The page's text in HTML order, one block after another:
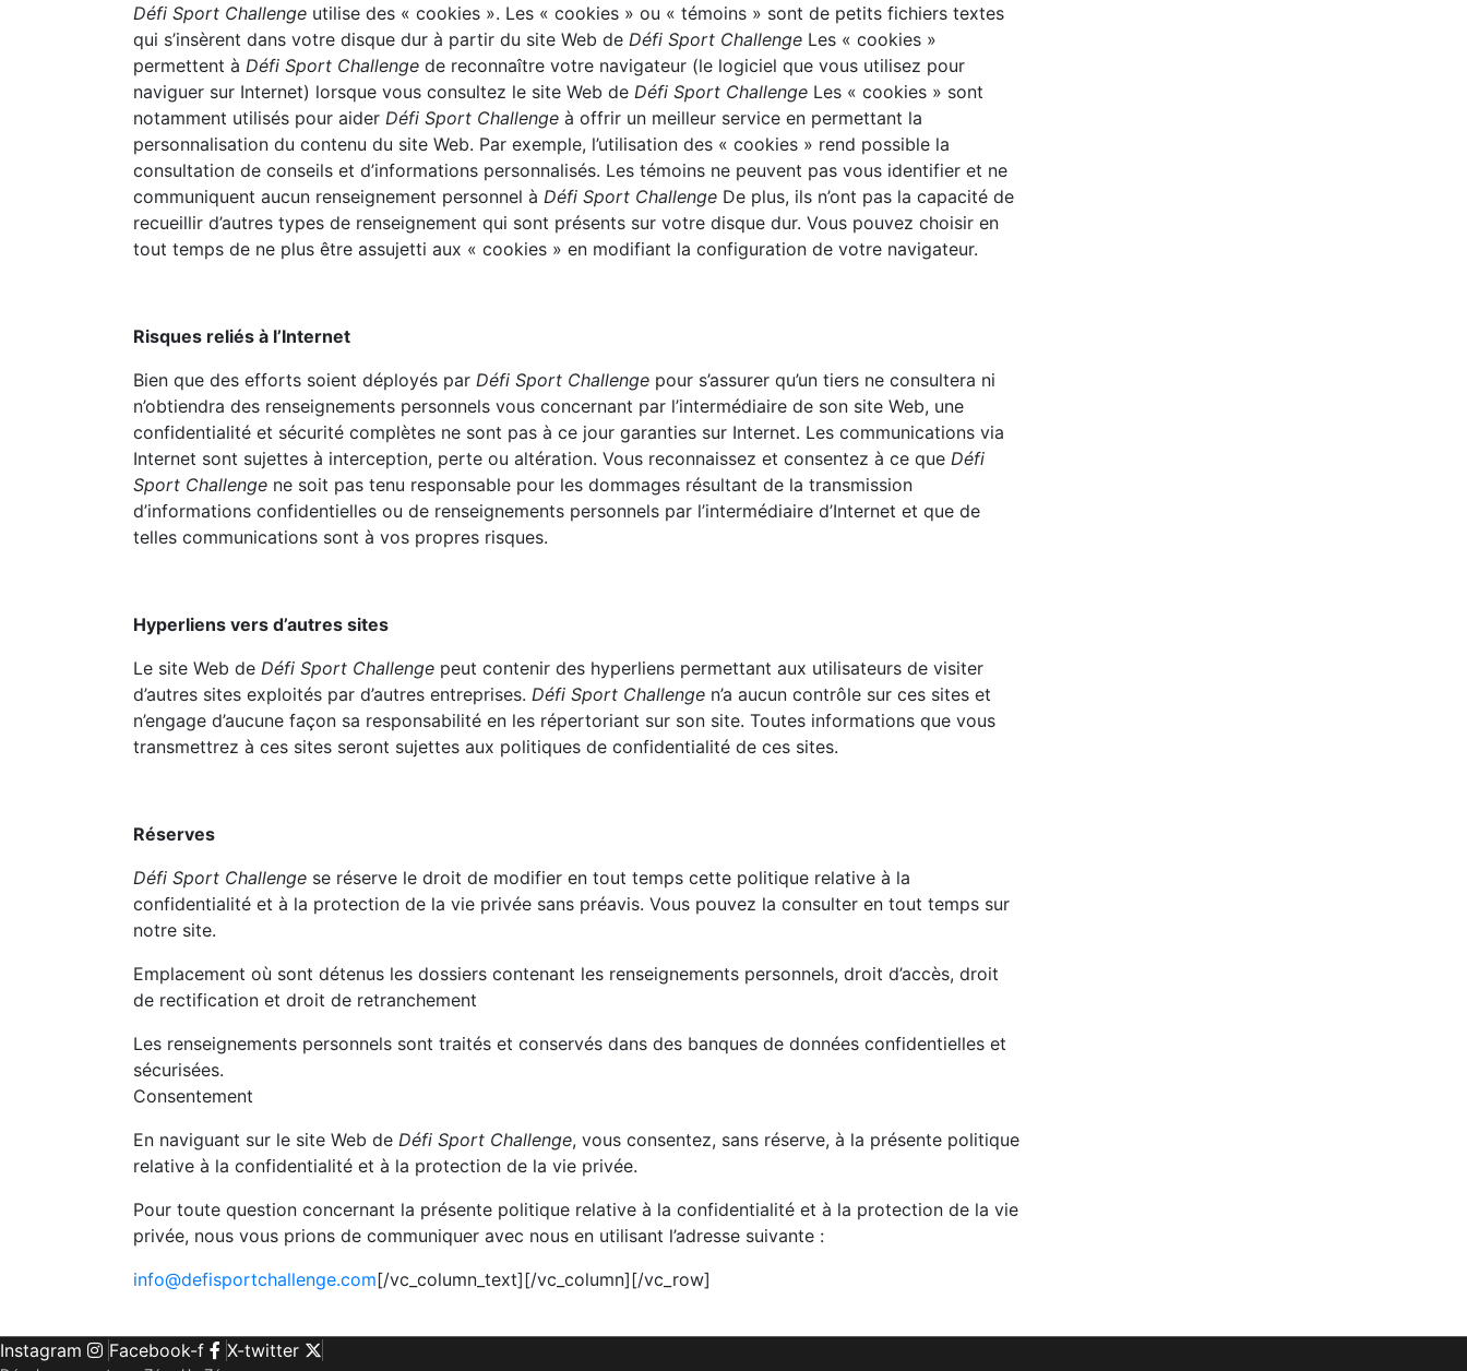
Défi Sport Challenge utilise des « cookies ». Les « cookies » ou « témoins » sont de petits fichiers textes
qui s’insèrent dans votre disque dur à partir du site Web de Défi Sport Challenge Les « cookies »
permettent à Défi Sport Challenge de reconnaître votre navigateur (le logiciel que vous utilisez pour
naviguer sur Internet) lorsque vous consultez le site Web de Défi Sport Challenge Les « cookies » sont
notamment utilisés pour aider Défi Sport Challenge à offrir un meilleur service en permettant la
personnalisation du contenu du site Web. Par exemple, l’utilisation des « cookies » rend possible la
consultation de conseils et d’informations personnalisés. Les témoins ne peuvent pas vous identifier et ne
communiquent aucun renseignement personnel à Défi Sport Challenge De plus, ils n’ont pas la capacité de
recueillir d’autres types de renseignement qui sont présents sur votre disque dur. Vous pouvez choisir en
tout temps de ne plus être assujetti aux « cookies » en modifiant la configuration de votre navigateur.
Risques reliés à l’Internet
Bien que des efforts soient déployés par Défi Sport Challenge pour s’assurer qu’un tiers ne consultera ni
n’obtiendra des renseignements personnels vous concernant par l’intermédiaire de son site Web, une
confidentialité et sécurité complètes ne sont pas à ce jour garanties sur Internet. Les communications via
Internet sont sujettes à interception, perte ou altération. Vous reconnaissez et consentez à ce que Défi
Sport Challenge ne soit pas tenu responsable pour les dommages résultant de la transmission
d’informations confidentielles ou de renseignements personnels par l’intermédiaire d’Internet et que de
telles communications sont à vos propres risques.
Hyperliens vers d’autres sites
Le site Web de Défi Sport Challenge peut contenir des hyperliens permettant aux utilisateurs de visiter
d’autres sites exploités par d’autres entreprises. Défi Sport Challenge n’a aucun contrôle sur ces sites et
n’engage d’aucune façon sa responsabilité en les répertoriant sur son site. Toutes informations que vous
transmettrez à ces sites seront sujettes aux politiques de confidentialité de ces sites.
Réserves
Défi Sport Challenge se réserve le droit de modifier en tout temps cette politique relative à la
confidentialité et à la protection de la vie privée sans préavis. Vous pouvez la consulter en tout temps sur
notre site.
Emplacement où sont détenus les dossiers contenant les renseignements personnels, droit d’accès, droit
de rectification et droit de retranchement
Les renseignements personnels sont traités et conservés dans des banques de données confidentielles et
sécurisées.
Consentement
En naviguant sur le site Web de Défi Sport Challenge, vous consentez, sans réserve, à la présente politique
relative à la confidentialité et à la protection de la vie privée.
Pour toute question concernant la présente politique relative à la confidentialité et à la protection de la vie
privée, nous vous prions de communiquer avec nous en utilisant l’adresse suivante :
info@defisportchallenge.com[/vc_column_text][/vc_column][/vc_row]
Instagram Facebook-f X-twitter